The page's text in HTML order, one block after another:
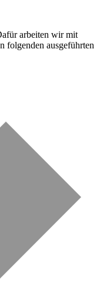
arbeiten wir mit
folgenden ausgeführten